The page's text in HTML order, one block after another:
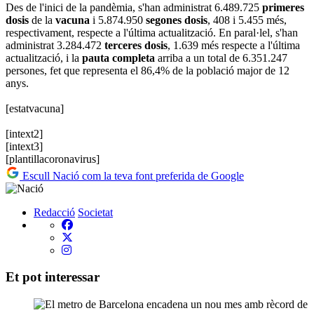
Des de l'inici de la pandèmia, s'han administrat 6.489.725 primeres
dosis de la vacuna i 5.874.950 segones dosis, 408 i 5.455 més,
respectivament, respecte a l'última actualització. En paral·lel, s'han
administrat 3.284.472 terceres dosis, 1.639 més respecte a l'última
actualització, i la pauta completa arriba a un total de 6.351.247
persones, fet que representa el 86,4% de la població major de 12
anys.
[estatvacuna]
[intext2]
[intext3]
[plantillacoronavirus]
Escull Nació com la teva font preferida de Google
Redacció Societat
Et pot interessar